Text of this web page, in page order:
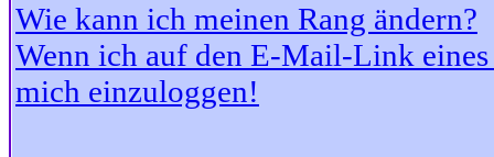
Wie kann ich meinen Rang ändern?
Wenn ich auf den E-Mail-Link
mich einzuloggen!